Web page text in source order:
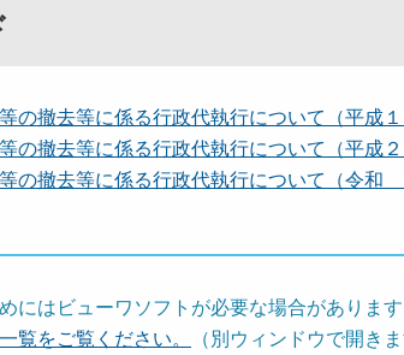
の撤去等に係る行政代執行について（平成
の撤去等に係る行政代執行について（平成
の撤去等に係る行政代執行について（令和
にはビューワソフトが必要な場合があります
覧をご覧ください。
（別ウィンドウで開きま